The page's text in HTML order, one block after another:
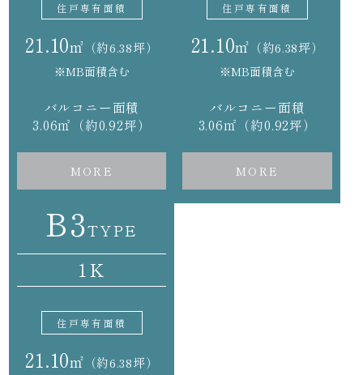
住戸専有面積
21.10㎡ （約6.38坪）
※MB面積含む
バルコニー面積
3.06㎡（約0.92坪）
MORE
住戸専有面積
21.10㎡ （約6.38坪）
※MB面積含む
バルコニー面積
3.06㎡（約0.92坪）
MORE
B3TYPE
1K
住戸専有面積
21.10㎡ （約6.38坪）